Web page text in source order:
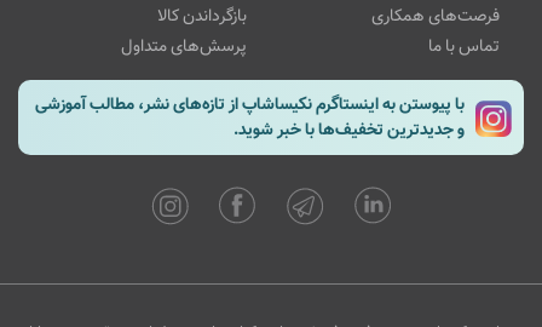
فرصت‌های همکاری
تماس با ما
بازگرداندن کالا
پرسش‌های متداول
با پیوستن به اینستاگرم نکیساشاپ از تازه‌های نشر، مطالب آموزشی
و جدیدترین تخفیف‌ها با خبر شوید.